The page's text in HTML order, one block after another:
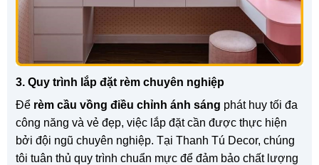
3. Quy trình lắp đặt rèm chuyên nghiệp
Để rèm cầu vồng điều chỉnh ánh sáng phát huy tối đa
công năng và vẻ đẹp, việc lắp đặt cần được thực hiện
bởi đội ngũ chuyên nghiệp. Tại Thanh Tú Decor, chúng
tôi tuân thủ quy trình chuẩn mực để đảm bảo chất lượng